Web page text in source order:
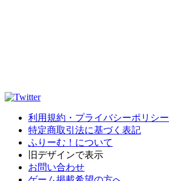
利用規約・プライバシーポリシー
特定商取引法に基づく表記
ふりーむ！について
旧デザインで表示
お問い合わせ